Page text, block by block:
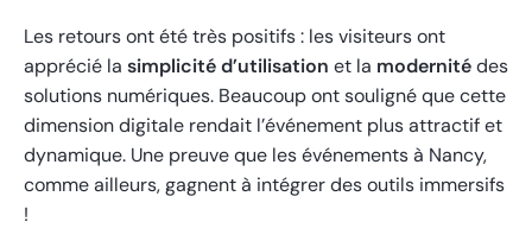
Les retours ont été très positifs : les visiteurs ont
apprécié la simplicité d’utilisation et la modernitédes
solutions numériques. Beaucoup ont souligné que cette
dimension digitale rendait l’événement plus attractif et
dynamique. Une preuve que les événements à Nancy,
comme ailleurs, gagnent à intégrer des outils immersifs
!